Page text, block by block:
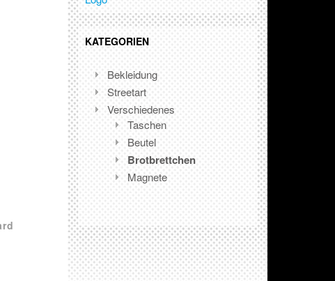
KATEGORIEN
Bekleidung
Streetart
Verschiedenes
Taschen
Beutel
Brotbrettchen
Magnete